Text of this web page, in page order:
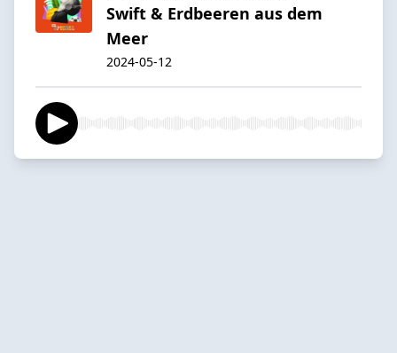
Swift & Erdbeeren aus dem
Meer
2024-05-12